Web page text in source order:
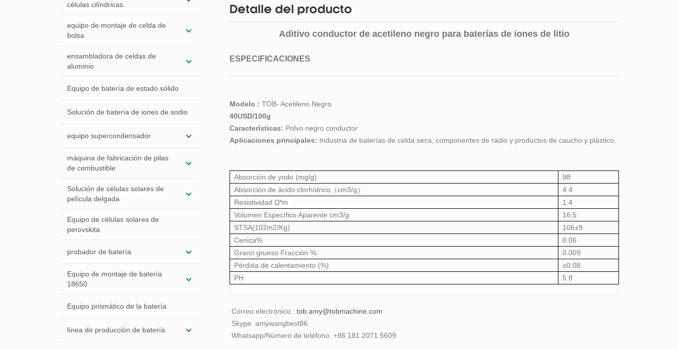
células cilíndricas
equipo de montaje de celda de
bolsa
ensambladora de celdas de
aluminio
Equipo de batería de estado sólido
Solución de batería de iones de sodio
equipo supercondensador
máquina de fabricación de pilas
de combustible
Solución de células solares de
película delgada
Equipo de células solares de
perovskita
probador de batería
Equipo de montaje de batería
18650
Equipo prismático de la batería
línea de producción de batería
Detalle del producto
Aditivo conductor de acetileno negro para baterías de iones de litio
ESPECIFICACIONES
Modelo : TOB- Acetileno Negro
40USD/100g
Características: Polvo negro conductor
Aplicaciones principales: Industria de baterías de celda seca, componentes de radio y productos de caucho y plástico.
Absorción de yodo (mg/g)
98
Absorción de ácido clorhídrico（cm3/g）
4.4
Resistividad Ω*m
1.4
Volumen Específico Aparente cm3/g
16.5
STSA(102m2/Kg)
106±9
Ceniza%
0.06
Grano grueso Fracción %
0.009
Pérdida de calentamiento (%)
≤0.08
PH
5.8
Correo electrónico: tob.amy@tobmachine.com
Skype: amywangbest86
Whatsapp/Número de teléfono: +86 181 2071 5609